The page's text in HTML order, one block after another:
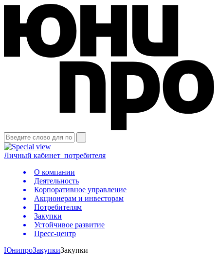
Личный кабинет потребителя
О компании
Деятельность
Корпоративное управление
Акционерам и инвесторам
Потребителям
Закупки
Устойчивое развитие
Пресс-центр
ЮнипроЗакупкиЗакупки